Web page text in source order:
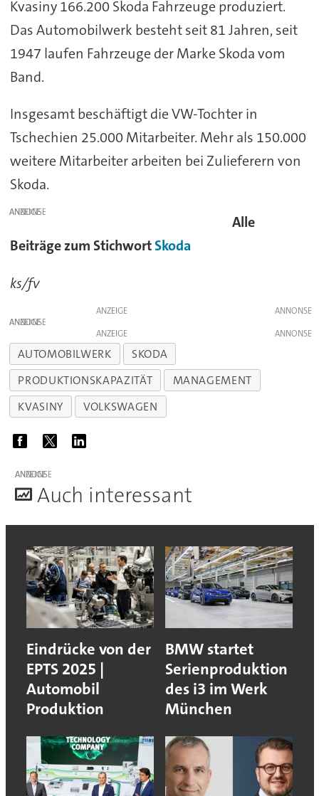
Kvasiny 166.200 Skoda Fahrzeuge produziert.
Das Automobilwerk besteht seit 81 Jahren, seit
1947 laufen Fahrzeuge der Marke Skoda vom
Band.
Insgesamt beschäftigt die VW-Tochter in
Tschechien 25.000 Mitarbeiter. Mehr als 150.000
weitere Mitarbeiter arbeiten bei Zulieferern von
Skoda.
ANZEIGE
Alle
Beiträge zum StichwortSkoda
ks/fv
ANZEIGE
ANZEIGE
ANZEIGE
AUTOMOBILWERK
SKODA
PRODUKTIONSKAPAZITÄT
MANAGEMENT
KVASINY
VOLKSWAGEN
ANZEIGE
Auch interessant
Eindrücke von der
EPTS 2025 |
Automobil
Produktion
BMW startet
Serienproduktion
des i3 im Werk
München